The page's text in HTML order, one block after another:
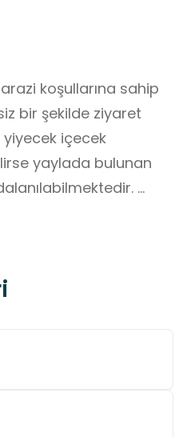
koşullarına sahip
bir şekilde ziyaret
içecek
yaylada bulunan
öğretmen
Bitki
değişiklikleri ve
Öğrenciler kalabalık